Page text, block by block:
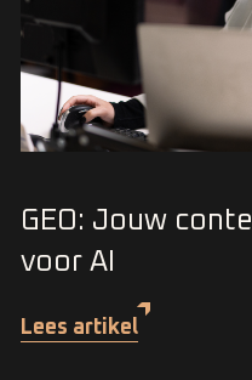
GEO: Jouw
voor AI
Lees artikel